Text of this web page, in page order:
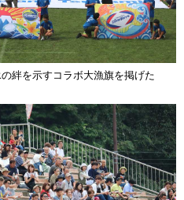
絆を示すコラボ大漁旗を掲げた